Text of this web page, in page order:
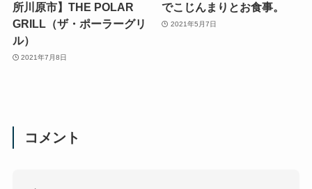
所川原市】THE POLAR
GRILL（ザ・ポーラーグリ
ル）
2021年7月8日
でこじんまりとお食事。
2021年5月7日
コメント